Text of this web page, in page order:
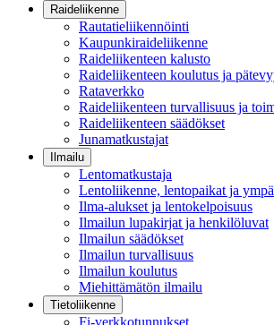
Raideliikenne
Rautatieliikennöinti
Kaupunkiraideliikenne
Raideliikenteen kalusto
Raideliikenteen koulutus ja
Rataverkko
Raideliikenteen turvallisuus ja
Raideliikenteen säädökset
Junamatkustajat
Ilmailu
Lentomatkustaja
Lentoliikenne, lentopaikat ja
Ilma-alukset ja lentokelpoisuus
Ilmailun lupakirjat ja henkilöluvat
Ilmailun säädökset
Ilmailun turvallisuus
Ilmailun koulutus
Miehittämätön ilmailu
Tietoliikenne
Fi-verkkotunnukset